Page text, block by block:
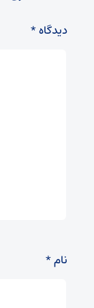
دیدگاه*
نام*